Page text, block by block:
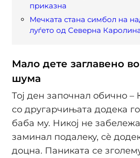
приказна
Мечката стана симбол на
луѓето од Северна
Мало дете заглавено
шума
Тој ден започнал обично –
со другарчињата додека
баба му. Никој не
заминал подалеку, сè
доцна. Паниката се